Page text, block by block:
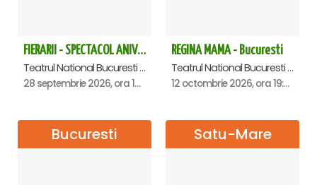
FIERARII - SPECTACOL ANIVERSAR GEORGE MIHĂIȚĂ
Teatrul National Bucuresti - Sala Ion Caramitru, Bucuresti
28 septembrie 2026, ora 19:00
REGINA MAMA - Bucuresti
Teatrul National Bucuresti - Sala Ion Caramitru, Bucuresti
12 octombrie 2026, ora 19:00
Bucuresti Satu-Mare